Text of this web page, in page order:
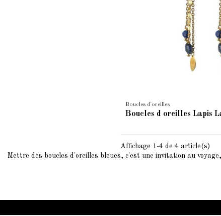
Boucles d'oreilles
Boucles d oreilles Lapis
Affichage 1-4 de 4 article(s)
Mettre des boucles d'oreilles bleues, c'est une invitation au